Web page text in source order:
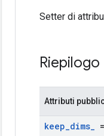
Setter di
Riepilogo
Attributi
keep_dims_